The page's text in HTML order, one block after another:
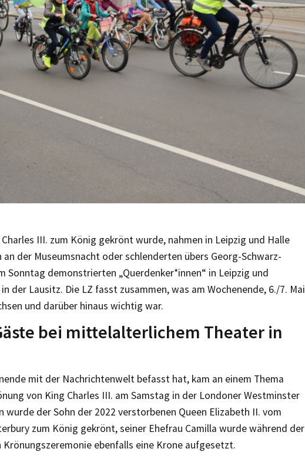
III. zum König gekrönt wurde, nahmen in Leipzig und Halle
an der Museumsnacht oder schlenderten übers Georg-Schwarz-
Sonntag demonstrierten „Querdenker*innen“ in Leipzig und
der Lausitz. Die LZ fasst zusammen, was am Wochenende, 6./7. Mai
und darüber hinaus wichtig war.
bei mittelalterlichem Theater in
mit der Nachrichtenwelt befasst hat, kam an einem Thema
von King Charles III. am Samstag in der Londoner Westminster
wurde der Sohn der 2022 verstorbenen Queen Elizabeth II. vom
zum König gekrönt, seiner Ehefrau Camilla wurde während der
ebenfalls eine Krone aufgesetzt.